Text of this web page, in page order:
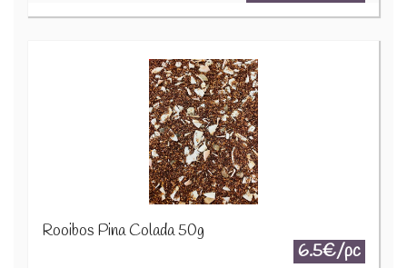
Rooibos Pina Colada 50g
6.5€/pc